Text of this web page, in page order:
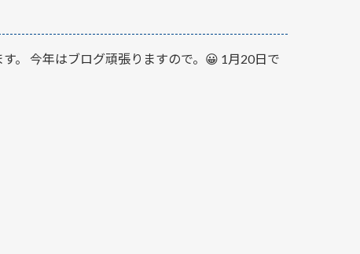
。 今年はブログ頑張りますので。😀 1月20日で